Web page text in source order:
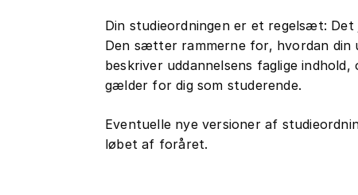
Din studieordningen er et regelsæt: Det
Den sætter rammerne for, hvordan din
beskriver uddannelsens faglige
gælder for dig som studerende.
Eventuelle nye versioner af
løbet af foråret.